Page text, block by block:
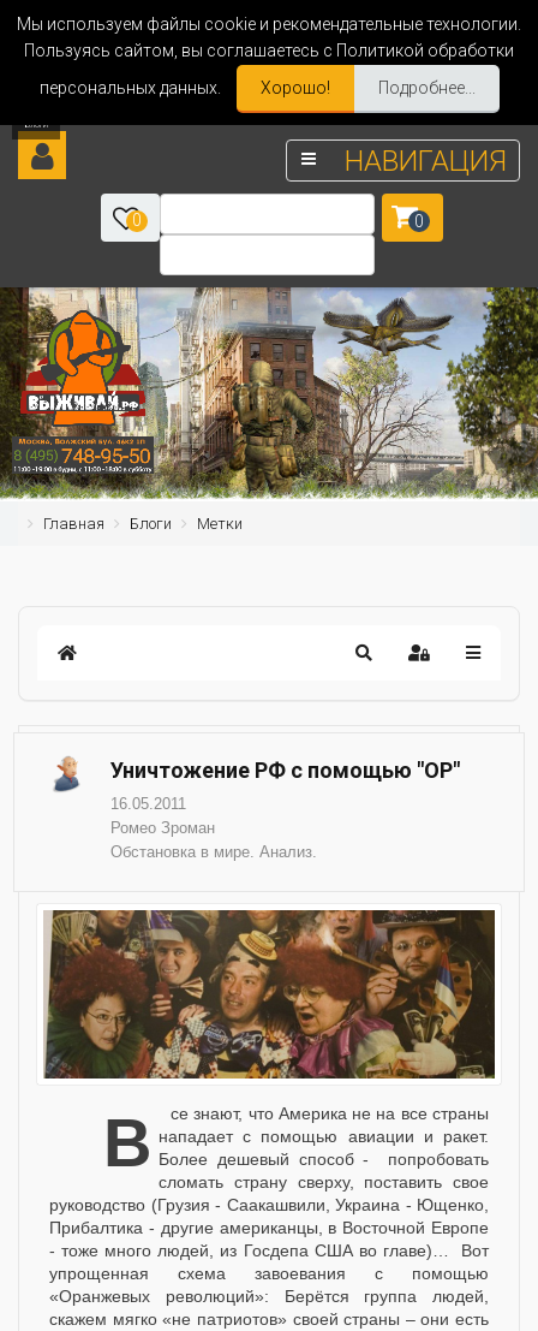
Мы используем файлы cookie и рекомендательные технологии.
Пользуясь сайтом, вы соглашаетесь с Политикой обработки
персональных данных.
Хорошо! Подробнее...
НАВИГАЦИЯ
0 0
Главная Блоги Метки
Уничтожение РФ с помощью "ОР"
16.05.2011
Ромео Зроман
Обстановка в мире. Анализ.
Все знают, что Америка не на все страны нападает с помощью авиации и ракет.
Более дешевый способ - попробовать
сломать страну сверху, поставить свое
руководство (Грузия - Саакашвили, Украина - Ющенко,
Прибалтика - другие американцы, в Восточной Европе
- тоже много людей, из Госдепа США во главе)… Вот
упрощенная схема завоевания с помощью
«Оранжевых революций»: Берётся группа людей,
скажем мягко «не патриотов» своей страны – они есть